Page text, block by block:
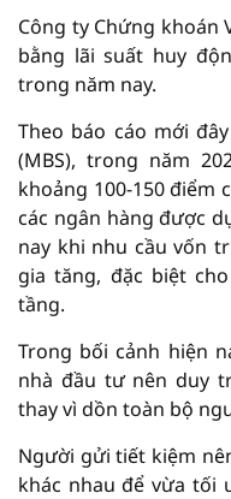
Công ty Chứng khoán
bằng lãi suất huy
trong năm nay.
Theo báo cáo mới
(MBS), trong năm
khoảng 100-150 điểm
các ngân hàng được
nay khi nhu cầu vốn
gia tăng, đặc biệt
tầng.
Trong bối cảnh hiện
nhà đầu tư nên duy
thay vì dồn toàn bộ
Người gửi tiết kiệm
khác nhau để vừa tối